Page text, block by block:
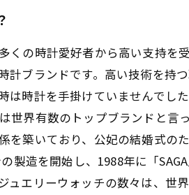
計を円満に手放すために：最後の
の時計愛好者から高い支持を
ブランドです。高い技術を持
時計を手掛けていませんでし
界有数のトップブランドと言
築いており、公妃の結婚式の
製造を開始し、1988年に「
エリーウォッチの数々は、世